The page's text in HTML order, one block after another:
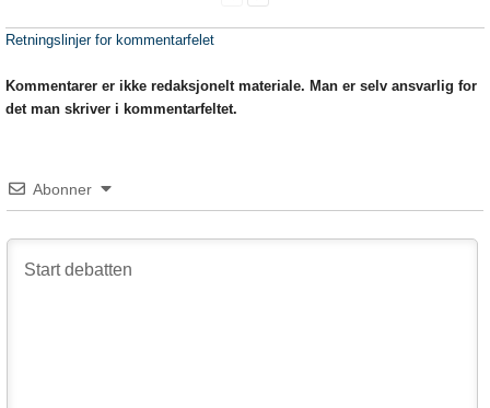
Retningslinjer for kommentarfelet
Kommentarer er ikke redaksjonelt materiale. Man er selv ansvarlig for
det man skriver i kommentarfeltet.
Abonner